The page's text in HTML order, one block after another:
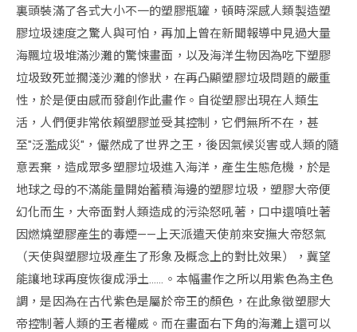
裏頭裝滿了各式大小不一的塑膠瓶罐，頓時深感人類製造塑
膠垃圾速度之驚人與可怕，再加上曾在新聞報導中見過大量
海飄垃圾堆滿沙灘的驚悚畫面，以及海洋生物因為吃下塑膠
垃圾致死並擱淺沙灘的慘狀，在再凸顯塑膠垃圾問題的嚴重
性，於是便由感而發創作此畫作。自從塑膠出現在人類生
活，人們便非常依賴塑膠並受其控制，它們無所不在，甚
至"泛濫成災"，儼然成了世界之王，後因氣候災害或人類的隨
意丟棄，造成眾多塑膠垃圾進入海洋，產生生態危機，於是
地球之母的不滿能量開始蓄積海邊的塑膠垃圾，塑膠大帝便
幻化而生，大帝面對人類造成的污染怒吼著，口中還噴吐著
因燃燒塑膠產生的毒煙——上天派遣天使前來安撫大帝怒氣
（天使與塑膠垃圾產生了形象及概念上的對比效果），冀望
能讓地球再度恢復成淨土……。本幅畫作之所以用紫色為主色
調，是因為在古代紫色是屬於帝王的顏色，在此象徵塑膠大
帝控制著人類的王者權威。而在畫面右下角的海灘上還可以